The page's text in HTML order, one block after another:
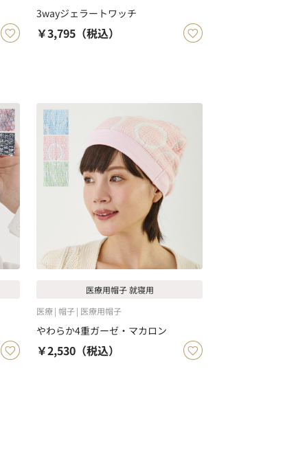
3wayジェラートワッチ
￥3,795 （税込）
医療用帽子 就寝用
医療 帽子 医療用帽子
やわらか4重ガーゼ・マカロン
￥2,530 （税込）